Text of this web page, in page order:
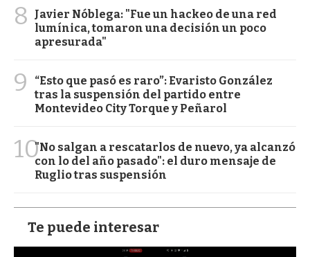
8
Javier Nóblega: "Fue un hackeo de una red
lumínica, tomaron una decisión un poco
apresurada"
9
“Esto que pasó es raro”: Evaristo González
tras la suspensión del partido entre
Montevideo City Torque y Peñarol
10"No salgan a rescatarlos de nuevo, ya alcanzó
con lo del año pasado": el duro mensaje de
Ruglio tras suspensión
Te puede interesar